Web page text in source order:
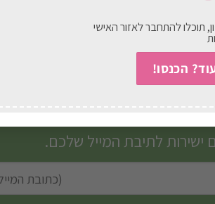
תוכלו להתחבר לאזור האישי
הכנסו!
שלנו
ישירות לתיבת המייל שלכם.